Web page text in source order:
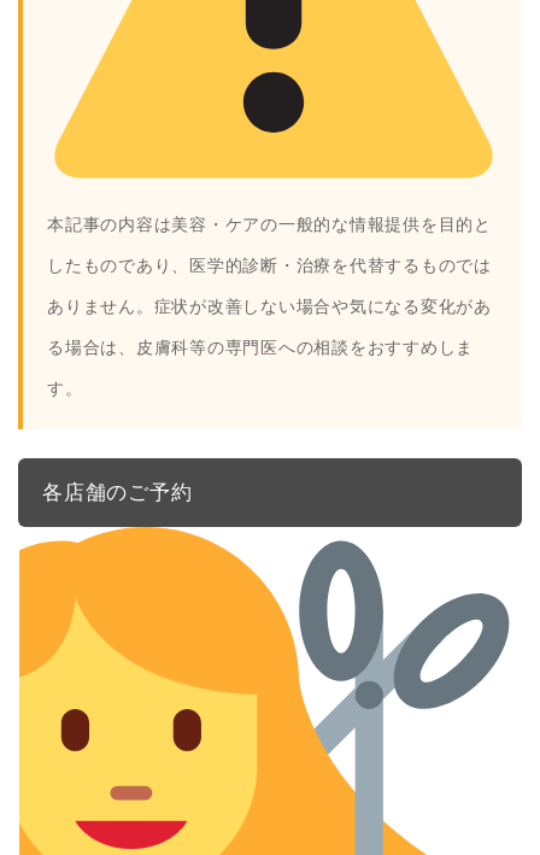
本記事の内容は美容・ケアの一般的な情報提供を目的と
したものであり、医学的診断・治療を代替するものでは
ありません。症状が改善しない場合や気になる変化があ
る場合は、皮膚科等の専門医への相談をおすすめしま
す。
各店舗のご予約